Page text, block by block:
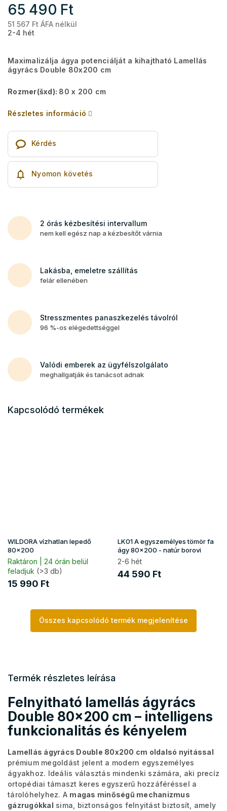
65 490 Ft
51 567 Ft ÁFA nélkül
2-4 hét
Maximalizálja ágya potenciálját a kihajtható Lamellás
ágyrács Double 80x200 cm
Rozmer(šxd): 80 x 200 cm
Részletes információ
Kérdés
Nyomon követés
2 órás kézbesítési intervallum
nem kell egész nap a kézbesítőt várnia
Lakásba, emeletre szállítás
felár ellenében
Stresszmentes panaszkezelés távolról
96 %-os elégedettséggel
Valódi emberek az ügyfélszolgálato
meghallgatják és tanácsot adnak
Kapcsolódó termékek
WILDORA vízhatlan lepedő
80x200
Raktáron | 24 órán belül
feladjuk (>3 db)
15 990 Ft
LK01 A egyszemélyes tömör fa
ágy 80x200 - natúr borovi
2-6 hét
44 590 Ft
Összes kapcsolódó termék megjelenítése
Termék részletes leírása
Felnyitható lamellás ágyrács
Double 80x200 cm – intelligens
funkcionalitás és kényelem
Lamellás ágyrács Double 80x200 cm oldalsó nyitással
prémium megoldást jelent a modern egyszemélyes
ágyakhoz. Ideális választás mindenki számára, aki precíz
ortopédiai támaszt keres egyszerű hozzáféréssel a
tárolóhelyhez. A magas minőségű mechanizmus
gázrugókkal sima, biztonságos felnyitást biztosít, amely